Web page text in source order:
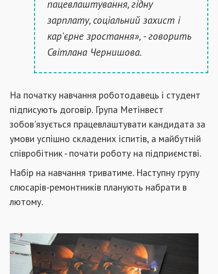
пацевлаштування, гідну
зарплату, соціальний захист і
кар'єрне зростання», - говорить
Світлана Чернишова.
На початку навчання роботодавець і студент
підписують договір. Група Метінвест
зобов'язується працевлаштувати кандидата за
умови успішно складених іспитів, а майбутній
співробітник - почати роботу на підприємстві.
Набір на навчання триватиме. Наступну групу
слюсарів-ремонтників планують набрати в
лютому.